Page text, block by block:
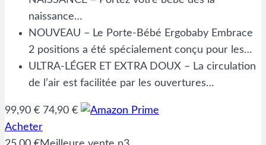
naissance…
NOUVEAU – Le Porte-Bébé Ergobaby Embrace
2 positions a été spécialement conçu pour les…
ULTRA-LÉGER ET EXTRA DOUX – La circulation
de l’air est facilitée par les ouvertures…
99,90 € 74,90 €
Acheter